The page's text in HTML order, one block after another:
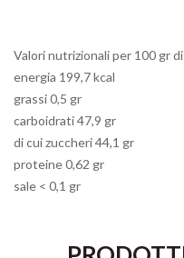
Valori nutrizionali per 100 gr
energia 199,7 kcal
grassi 0,5 gr
carboidrati 47,9 gr
di cui zuccheri 44,1 gr
proteine 0,62 gr
sale < 0,1 gr